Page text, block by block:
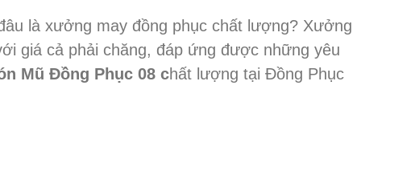
là xưởng may đồng phục chất lượng? Xưởng
giá cả phải chăng, đáp ứng được những yêu
Mũ Đồng Phục 08 chất lượng tại Đồng Phục